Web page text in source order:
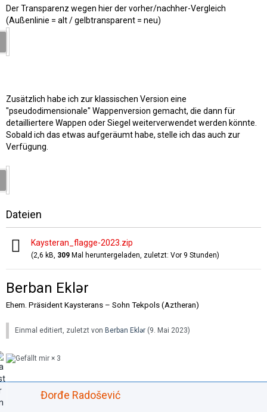
Der Transparenz wegen hier der vorher/nachher-Vergleich
(Außenlinie = alt / gelbtransparent = neu)
Zusätzlich habe ich zur klassischen Version eine
"pseudodimensionale" Wappenversion gemacht, die dann für
detailliertere Wappen oder Siegel weiterverwendet werden könnte.
Sobald ich das etwas aufgeräumt habe, stelle ich das auch zur
Verfügung.
Dateien
Kaysteran_flagge-2023.zip
(2,6 kB, 309 Mal heruntergeladen, zuletzt: Vor 9 Stunden)
Berban Eklər
Ehem. Präsident Kaysterans – Sohn Tekpols (Aztheran)
Einmal editiert, zuletzt von Berban Eklər (9. Mai 2023)
3
Đorđe Radošević